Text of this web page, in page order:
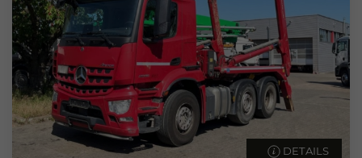
DETAILS